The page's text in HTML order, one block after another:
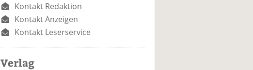
Kontakt Redaktion
Kontakt Anzeigen
Kontakt Leserservice
Verlag